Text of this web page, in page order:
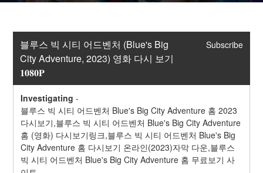
블루스 빅 시티 어드벤처 (Blue's Big
City Adventure, 2023) 영화 다시 보기
𝟏𝟎𝟖𝟎𝐏
Subscribe
Investigating -
블루스 빅 시티 어드벤처 Blue's Big City Adventure 홈 2023
다시보기,블루스 빅 시티 어드벤처 Blue's Big City Adventure
홈 (영화) 다시보기링크,블루스 빅 시티 어드벤처 Blue's Big
City Adventure 홈 다시보기 온라인(2023)자막 다운,블루스
빅 시티 어드벤처 Blue's Big City Adventure 홈 무료보기 사